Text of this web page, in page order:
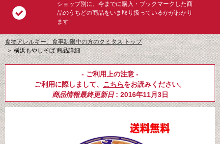
ショップ別に、今までに購入・ブックマークした商
品のうちどの商品をいま取り扱っているかがわかり
ます
食物アレルギー、食事制限中の方のクミタス トップ
＞横浜もやしそば 商品詳細
- ご利用上の注意 -
ご利用に際しまして、 こちらをお読みください。
商品情報最終更新日: 2016年11月3日